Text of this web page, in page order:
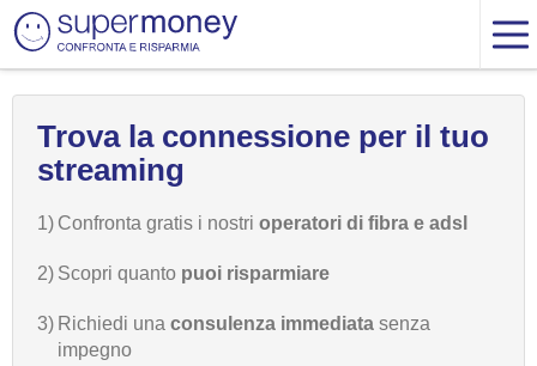
Trova la connessione per il tuo
streaming
1) Confronta gratis i nostri operatori di fibra e adsl
2) Scopri quanto puoi risparmiare
3) Richiedi una consulenza immediata senza
impegno